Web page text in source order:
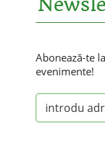
Abonează-te
evenimente!